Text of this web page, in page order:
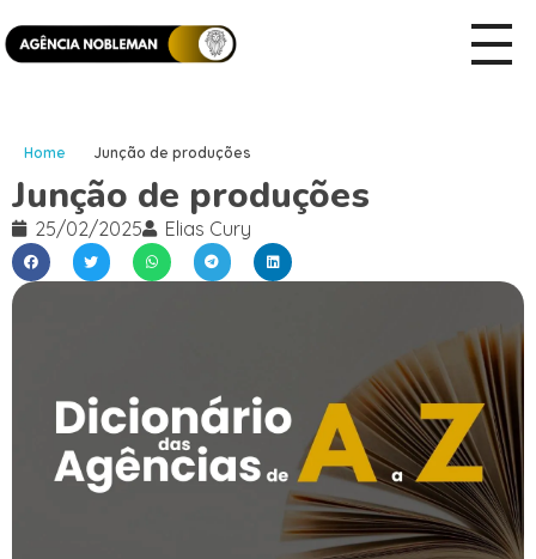
Home Junção de produções
Junção de produções
25/02/2025 Elias Cury